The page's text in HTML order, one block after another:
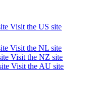
Visit the US site
Visit the NL site
Visit the NZ site
Visit the AU site